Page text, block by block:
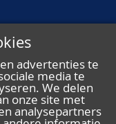
advertenties te
media te
We delen
onze site met
analysepartners